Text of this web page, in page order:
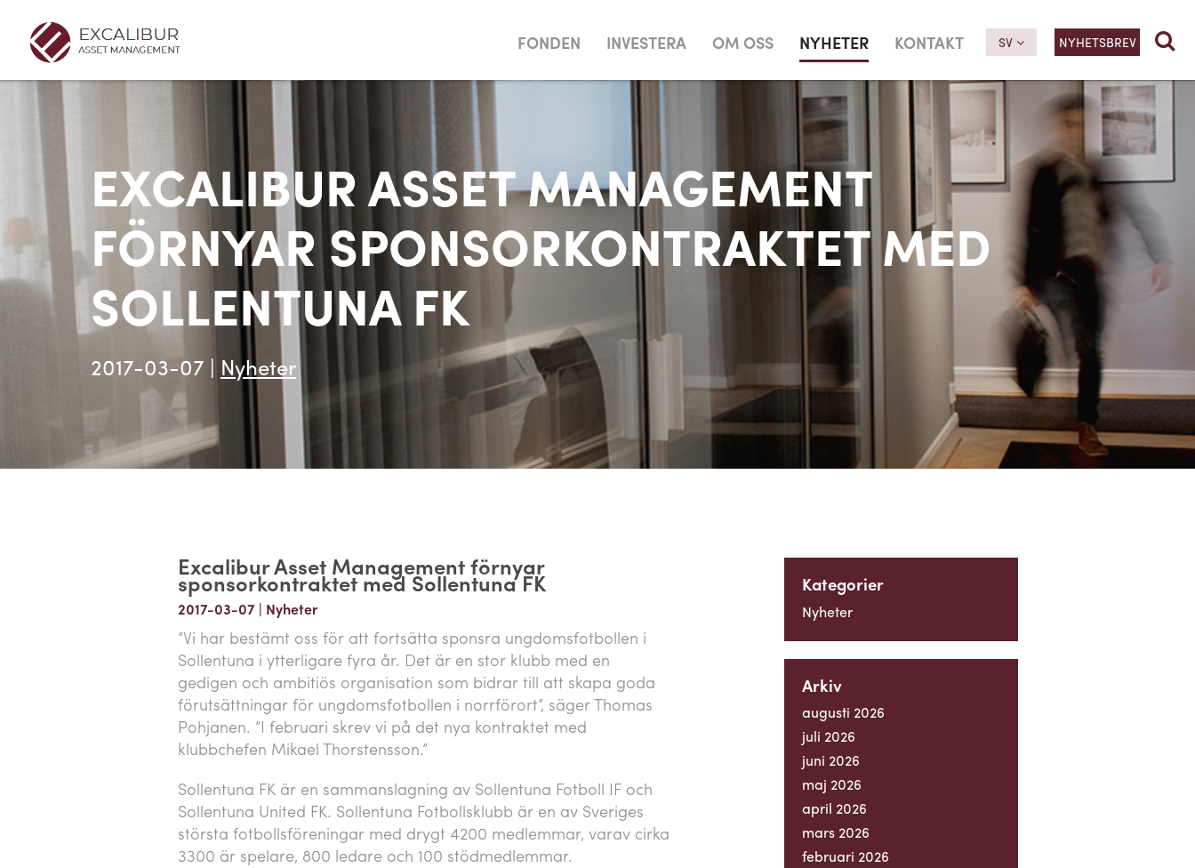
FONDEN INVESTERA OM OSS NYHETER KONTAKT SV NYHETSBREV
EXCALIBUR ASSET MANAGEMENT
FÖRNYAR SPONSORKONTRAKTET MED
SOLLENTUNA FK
2017-03-07 | Nyheter
Excalibur Asset Management förnyar
sponsorkontraktet med Sollentuna FK
2017-03-07| Nyheter
”Vi har bestämt oss för att fortsätta sponsra ungdomsfotbollen i
Sollentuna i ytterligare fyra år. Det är en stor klubb med en
gedigen och ambitiös organisation som bidrar till att skapa goda
förutsättningar för ungdomsfotbollen i norrförort”, säger Thomas
Pohjanen. ”I februari skrev vi på det nya kontraktet med
klubbchefen Mikael Thorstensson.”
Sollentuna FK är en sammanslagning av Sollentuna Fotboll IF och
Sollentuna United FK. Sollentuna Fotbollsklubb är en av Sveriges
största fotbollsföreningar med drygt 4200 medlemmar, varav cirka
3300 är spelare, 800 ledare och 100 stödmedlemmar.
Kategorier
Nyheter
Arkiv
augusti 2026
juli 2026
juni 2026
maj 2026
april 2026
mars 2026
februari 2026